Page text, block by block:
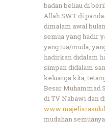
badan beliau di
Allah SWT di
dimalam awal
semua yang hadir
yang tua/muda,
hadirkan didalam
simpan didalam
keluarga kita,
Besar Muhammad
di TV Nabawi dan
mudahan